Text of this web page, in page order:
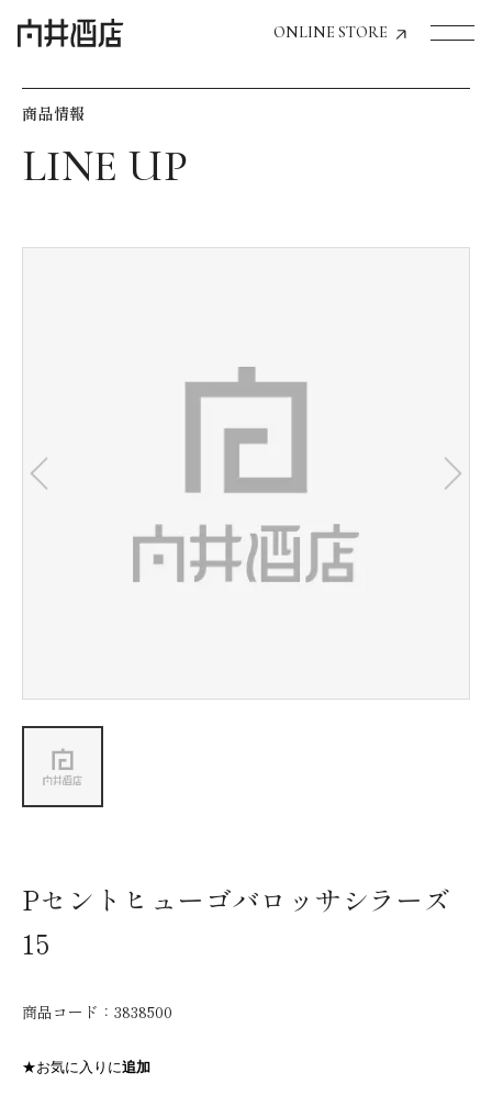
ONLINE STORE
飲食店経営のお客様
お気に入り機能の活用方法
会社情報
商品情報
Pセントヒューゴバロッサシラーズ
15
商品コード： 3838500
★お気に入りに追加